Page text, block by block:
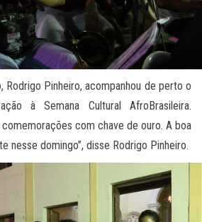
Pinheiro, acompanhou de perto o
à Semana Cultural AfroBrasileira.
comemorações com chave de ouro. A boa
nesse domingo”, disse Rodrigo Pinheiro.